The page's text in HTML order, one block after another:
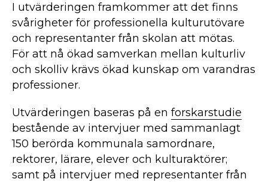
I utvärderingen framkommer att det finns
svårigheter för professionella kulturutövare
och representanter från skolan att mötas.
För att nå ökad samverkan mellan kulturliv
och skolliv krävs ökad kunskap om varandras
professioner.
Utvärderingen baseras på en forskarstudie
bestående av intervjuer med sammanlagt
150 berörda kommunala samordnare,
rektorer, lärare, elever och kulturaktörer;
samt på intervjuer med representanter från